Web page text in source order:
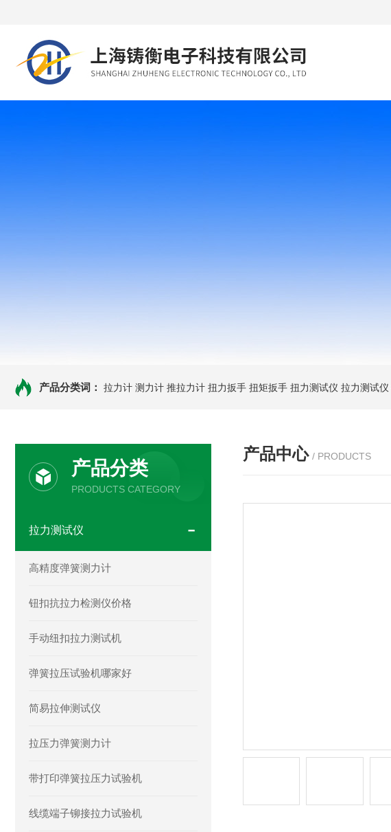
产品分类词： 拉力计 测力计 推拉力计 扭力扳手 扭矩扳手 扭力测试仪 拉力测试仪
产品分类
PRODUCTS CATEGORY
拉力测试仪
高精度弹簧测力计
钮扣抗拉力检测仪价格
手动纽扣拉力测试机
弹簧拉压试验机哪家好
简易拉伸测试仪
拉压力弹簧测力计
带打印弹簧拉压力试验机
线缆端子铆接拉力试验机
产品中心 / PRODUCTS